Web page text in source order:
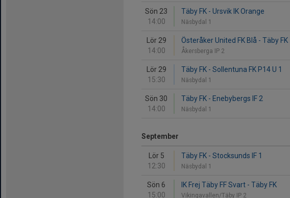
Sön 23
14:00
Täby FK - Ursvik IK Orange
Näsbydal 1
Lör 29
14:00
Österåker United FK Blå - Täby FK
Åkersberga IP 2
Lör 29
15:30
Täby FK - Sollentuna FK P14 U 1
Näsbydal 1
Sön 30
14:00
Täby FK - Enebybergs IF 2
Näsbydal 1
September
Lör 5
12:30
Täby FK - Stocksunds IF 1
Näsbydal 1
Sön 6
15:00
IK Frej Täby FF Svart - Täby FK
Vikingavallen/Täby IP 2